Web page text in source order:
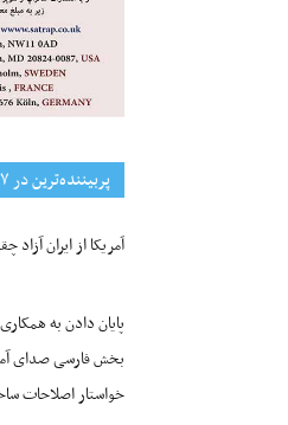
پربیننده‌ترین‌ در ۷ روز گذشته
آمریکا از ایران
پایان دادن به
بخش فارسی صدای
خواستار اصلاحات